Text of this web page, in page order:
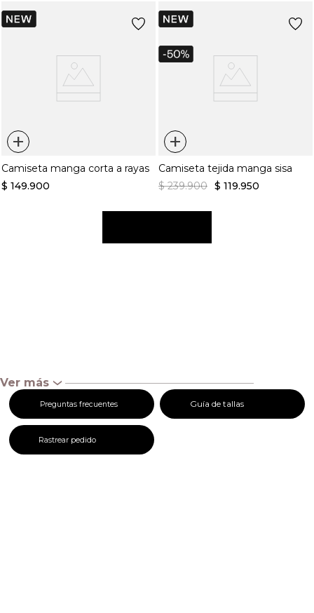
+
Camiseta manga corta a rayas
$ 149.900
+
Camiseta tejida manga sisa
$ 239.900 $ 119.950